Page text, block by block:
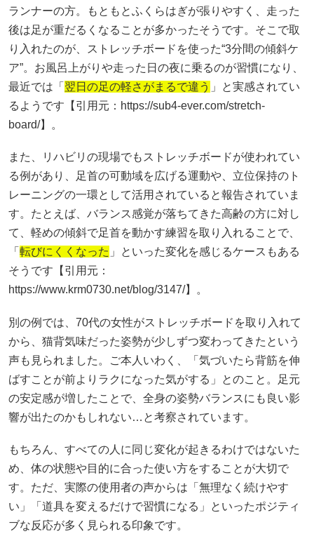
ランナーの方。もともとふくらはぎが張りやすく、走った
後は足が重だるくなることが多かったそうです。そこで取
り入れたのが、ストレッチボードを使った“3分間の傾斜ケ
ア”。お風呂上がりや走った日の夜に乗るのが習慣になり、
最近では「 翌日の足の軽さがまるで違う 」と実感されてい
るようです【引用元：https://sub4-ever.com/stretch-
board/】。
また、リハビリの現場でもストレッチボードが使われてい
る例があり、足首の可動域を広げる運動や、立位保持のト
レーニングの一環として活用されていると報告されていま
す。たとえば、バランス感覚が落ちてきた高齢の方に対し
て、軽めの傾斜で足首を動かす練習を取り入れることで、
「 転びにくくなった 」といった変化を感じるケースもある
そうです【引用元：
https://www.krm0730.net/blog/3147/】。
別の例では、70代の女性がストレッチボードを取り入れて
から、猫背気味だった姿勢が少しずつ変わってきたという
声も見られました。ご本人いわく、「気づいたら背筋を伸
ばすことが前よりラクになった気がする」とのこと。足元
の安定感が増したことで、全身の姿勢バランスにも良い影
響が出たのかもしれない…と考察されています。
もちろん、すべての人に同じ変化が起きるわけではないた
め、体の状態や目的に合った使い方をすることが大切で
す。ただ、実際の使用者の声からは「無理なく続けやす
い」「道具を変えるだけで習慣になる」といったポジティ
ブな反応が多く見られる印象です。